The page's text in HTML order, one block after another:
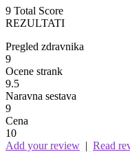
9 Total Score
REZULTATI
Pregled zdravnika
9
Ocene strank
9.5
Naravna sestava
9
Cena
10
Add your review | Read